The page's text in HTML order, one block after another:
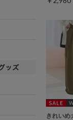
きれいめ